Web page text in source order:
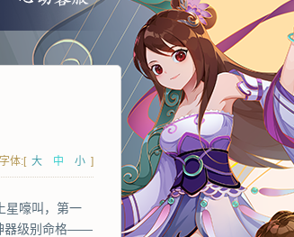
字体:[ 大 中 小 ]
星嚎叫，第一
器级别命格——